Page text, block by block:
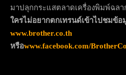
มาปลุกกระแสตลาดเครื่องพิมพ์ฉล
ใครไม่อยากตกเทรนด์เข้าไปชมข้
www.brother.co.th
หรือwww.facebook.com/